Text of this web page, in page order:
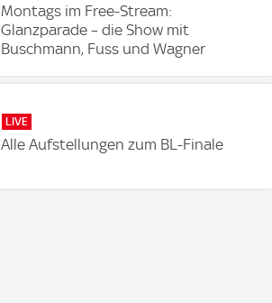
Montags im Free-Stream:
Glanzparade – die Show mit
Buschmann, Fuss und Wagner
LIVE
Alle Aufstellungen zum BL-Finale